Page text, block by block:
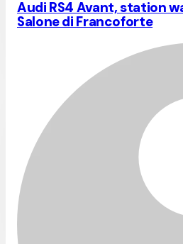
Audi RS4 Avant, station
Salone di Francoforte